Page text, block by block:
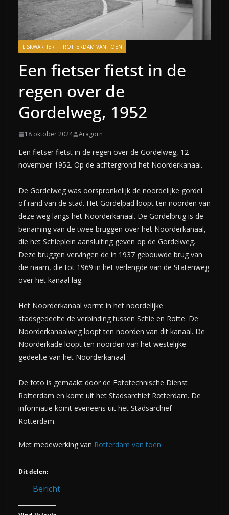
LISKWARTIER ROTTERDAM VAN TOEN
Een fietser fietst in de
regen over de
Gordelweg, 1952
18 oktober 2024 Aragorn
Een fietser fietst in de regen over de Gordelweg, 12
november 1952. Op de achtergrond het Noorderkanaal.
De Gordelweg was oorspronkelijk de noordelijke gordel
of rand van de stad. Het Gordelpad loopt ten noorden van
deze weg langs het Noorderkanaal. De Gordelbrug is de
benaming van de twee bruggen over het Noorderkanaal,
die het Schieplein aansluiting geven op de Gordelweg.
Deze bruggen vervingen de in 1937 gebouwde brug van
die naam, die tot 1969 in het verlengde van de Statenweg
over het kanaal lag.
Het Noorderkanaal vormt in het noordelijke
stadsgedeelte de verbinding tussen Schie en Rotte. De
Noorderkanaalweg loopt ten noorden van dit kanaal. De
Noorderkade loopt ten noorden van het westelijke
gedeelte van het Noorderkanaal.
De foto is gemaakt door de Fototechnische Dienst
Rotterdam en komt uit het Stadsarchief Rotterdam. De
informatie komt eveneens uit het Stadsarchief
Rotterdam.
Met medewerking van Rotterdam van toen
Dit delen:
Bericht